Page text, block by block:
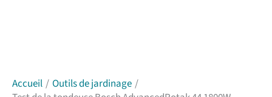
Accueil
Outils de jardinage